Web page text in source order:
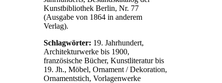
Kunstbibliothek Berlin, Nr. 77
(Ausgabe von 1864 in anderem
Verlag).
Schlagwörter: 19. Jahrhundert,
Architekturwerke bis 1900,
französische Bücher, Kunstliteratur bis
19. Jh., Möbel, Ornament / Dekoration,
Ornamentstich, Vorlagenwerke